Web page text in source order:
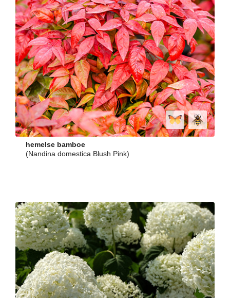
hemelse bamboe
(Nandina domestica Blush Pink)